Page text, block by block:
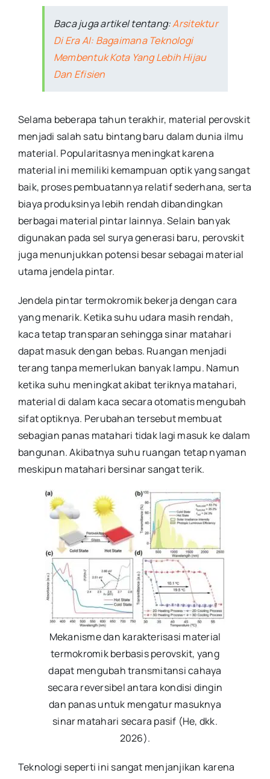
Baca juga artikel tentang:Arsitektur
Di Era AI: Bagaimana Teknologi
Membentuk Kota Yang Lebih Hijau
Dan Efisien
Selama beberapa tahun terakhir, material perovskit
menjadi salah satu bintang baru dalam dunia ilmu
material. Popularitasnya meningkat karena
material ini memiliki kemampuan optik yang sangat
baik, proses pembuatannya relatif sederhana, serta
biaya produksinya lebih rendah dibandingkan
berbagai material pintar lainnya. Selain banyak
digunakan pada sel surya generasi baru, perovskit
juga menunjukkan potensi besar sebagai material
utama jendela pintar.
Jendela pintar termokromik bekerja dengan cara
yang menarik. Ketika suhu udara masih rendah,
kaca tetap transparan sehingga sinar matahari
dapat masuk dengan bebas. Ruangan menjadi
terang tanpa memerlukan banyak lampu. Namun
ketika suhu meningkat akibat teriknya matahari,
material di dalam kaca secara otomatis mengubah
sifat optiknya. Perubahan tersebut membuat
sebagian panas matahari tidak lagi masuk ke dalam
bangunan. Akibatnya suhu ruangan tetap nyaman
meskipun matahari bersinar sangat terik.
Mekanisme dan karakterisasi material
termokromik berbasis perovskit, yang
dapat mengubah transmitansi cahaya
secara reversibel antara kondisi dingin
dan panas untuk mengatur masuknya
sinar matahari secara pasif (He, dkk.
2026).
Teknologi seperti ini sangat menjanjikan karena